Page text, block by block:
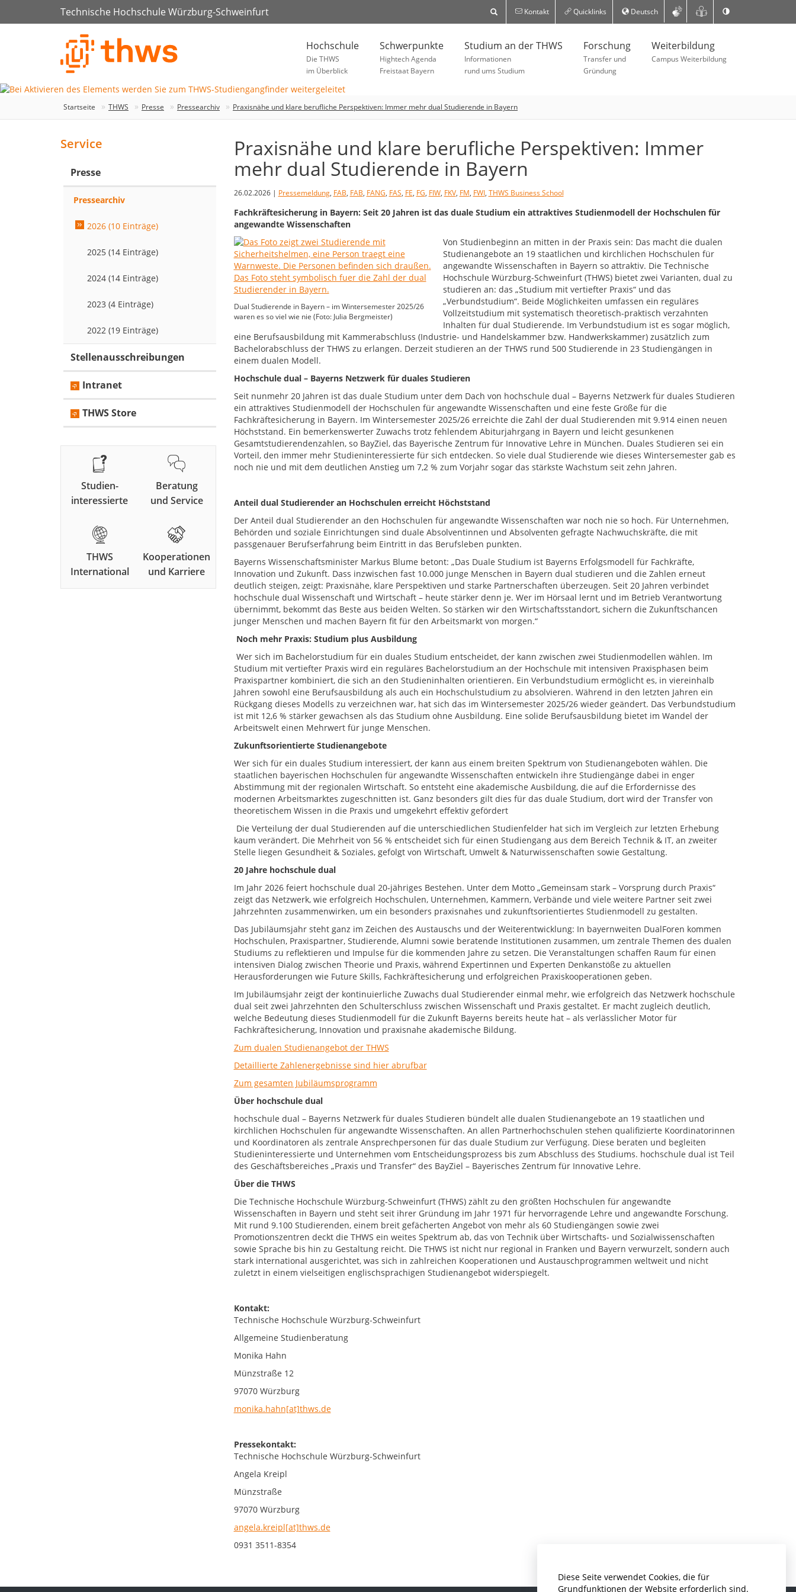
Diese Seite verwendet Cookies, die für
Grundfunktionen der Website erforderlich sind.
Technische Hochschule Würzburg-Schweinfurt Kontakt Quicklinks Deutsch
Hochschule
Die THWS
im Überblick
Schwerpunkte
Hightech Agenda
Freistaat Bayern
Studium an der THWS
Informationen
rund ums Studium
Forschung
Transfer und
Gründung
Weiterbildung
Campus Weiterbildung
Startseite THWS Presse Pressearchiv Praxisnähe und klare berufliche Perspektiven: Immer mehr dual Studierende in Bayern
Praxisnähe und klare berufliche Perspektiven: Immer
mehr dual Studierende in Bayern
26.02.2026 | Pressemeldung, FAB, FAB, FANG, FAS, FE, FG, FIW, FKV, FM, FWI, THWS Business School
Fachkräftesicherung in Bayern: Seit 20 Jahren ist das duale Studium ein attraktives Studienmodell der Hochschulen für
angewandte Wissenschaften
Dual Studierende in Bayern – im Wintersemester 2025/26
waren es so viel wie nie (Foto: Julia Bergmeister)
Von Studienbeginn an mitten in der Praxis sein: Das macht die dualen
Studienangebote an 19 staatlichen und kirchlichen Hochschulen für
angewandte Wissenschaften in Bayern so attraktiv. Die Technische
Hochschule Würzburg-Schweinfurt (THWS) bietet zwei Varianten, dual zu
studieren an: das „Studium mit vertiefter Praxis“ und das
„Verbundstudium“. Beide Möglichkeiten umfassen ein reguläres
Vollzeitstudium mit systematisch theoretisch-praktisch verzahnten
Inhalten für dual Studierende. Im Verbundstudium ist es sogar möglich,
eine Berufsausbildung mit Kammerabschluss (Industrie- und Handelskammer bzw. Handwerkskammer) zusätzlich zum
Bachelorabschluss der THWS zu erlangen. Derzeit studieren an der THWS rund 500 Studierende in 23 Studiengängen in
einem dualen Modell.
Hochschule dual – Bayerns Netzwerk für duales Studieren
Seit nunmehr 20 Jahren ist das duale Studium unter dem Dach von hochschule dual – Bayerns Netzwerk für duales Studieren
ein attraktives Studienmodell der Hochschulen für angewandte Wissenschaften und eine feste Größe für die
Fachkräftesicherung in Bayern. Im Wintersemester 2025/26 erreichte die Zahl der dual Studierenden mit 9.914 einen neuen
Höchststand. Ein bemerkenswerter Zuwachs trotz fehlendem Abiturjahrgang in Bayern und leicht gesunkenen
Gesamtstudierendenzahlen, so BayZiel, das Bayerische Zentrum für Innovative Lehre in München. Duales Studieren sei ein
Vorteil, den immer mehr Studieninteressierte für sich entdecken. So viele dual Studierende wie dieses Wintersemester gab es
noch nie und mit dem deutlichen Anstieg um 7,2 % zum Vorjahr sogar das stärkste Wachstum seit zehn Jahren.
Anteil dual Studierender an Hochschulen erreicht Höchststand
Der Anteil dual Studierender an den Hochschulen für angewandte Wissenschaften war noch nie so hoch. Für Unternehmen,
Behörden und soziale Einrichtungen sind duale Absolventinnen und Absolventen gefragte Nachwuchskräfte, die mit
passgenauer Berufserfahrung beim Eintritt in das Berufsleben punkten.
Bayerns Wissenschaftsminister Markus Blume betont: „Das Duale Studium ist Bayerns Erfolgsmodell für Fachkräfte,
Innovation und Zukunft. Dass inzwischen fast 10.000 junge Menschen in Bayern dual studieren und die Zahlen erneut
deutlich steigen, zeigt: Praxisnähe, klare Perspektiven und starke Partnerschaften überzeugen. Seit 20 Jahren verbindet
hochschule dual Wissenschaft und Wirtschaft – heute stärker denn je. Wer im Hörsaal lernt und im Betrieb Verantwortung
übernimmt, bekommt das Beste aus beiden Welten. So stärken wir den Wirtschaftsstandort, sichern die Zukunftschancen
junger Menschen und machen Bayern fit für den Arbeitsmarkt von morgen.“
Noch mehr Praxis: Studium plus Ausbildung
Wer sich im Bachelorstudium für ein duales Studium entscheidet, der kann zwischen zwei Studienmodellen wählen. Im
Studium mit vertiefter Praxis wird ein reguläres Bachelorstudium an der Hochschule mit intensiven Praxisphasen beim
Praxispartner kombiniert, die sich an den Studieninhalten orientieren. Ein Verbundstudium ermöglicht es, in viereinhalb
Jahren sowohl eine Berufsausbildung als auch ein Hochschulstudium zu absolvieren. Während in den letzten Jahren ein
Rückgang dieses Modells zu verzeichnen war, hat sich das im Wintersemester 2025/26 wieder geändert. Das Verbundstudium
ist mit 12,6 % stärker gewachsen als das Studium ohne Ausbildung. Eine solide Berufsausbildung bietet im Wandel der
Arbeitswelt einen Mehrwert für junge Menschen.
Zukunftsorientierte Studienangebote
Wer sich für ein duales Studium interessiert, der kann aus einem breiten Spektrum von Studienangeboten wählen. Die
staatlichen bayerischen Hochschulen für angewandte Wissenschaften entwickeln ihre Studiengänge dabei in enger
Abstimmung mit der regionalen Wirtschaft. So entsteht eine akademische Ausbildung, die auf die Erfordernisse des
modernen Arbeitsmarktes zugeschnitten ist. Ganz besonders gilt dies für das duale Studium, dort wird der Transfer von
theoretischem Wissen in die Praxis und umgekehrt effektiv gefördert
Die Verteilung der dual Studierenden auf die unterschiedlichen Studienfelder hat sich im Vergleich zur letzten Erhebung
kaum verändert. Die Mehrheit von 56 % entscheidet sich für einen Studiengang aus dem Bereich Technik & IT, an zweiter
Stelle liegen Gesundheit & Soziales, gefolgt von Wirtschaft, Umwelt & Naturwissenschaften sowie Gestaltung.
20 Jahre hochschule dual
Im Jahr 2026 feiert hochschule dual 20‑jähriges Bestehen. Unter dem Motto „Gemeinsam stark – Vorsprung durch Praxis“
zeigt das Netzwerk, wie erfolgreich Hochschulen, Unternehmen, Kammern, Verbände und viele weitere Partner seit zwei
Jahrzehnten zusammenwirken, um ein besonders praxisnahes und zukunftsorientiertes Studienmodell zu gestalten.
Das Jubiläumsjahr steht ganz im Zeichen des Austauschs und der Weiterentwicklung: In bayernweiten DualForen kommen
Hochschulen, Praxispartner, Studierende, Alumni sowie beratende Institutionen zusammen, um zentrale Themen des dualen
Studiums zu reflektieren und Impulse für die kommenden Jahre zu setzen. Die Veranstaltungen schaffen Raum für einen
intensiven Dialog zwischen Theorie und Praxis, während Expertinnen und Experten Denkanstöße zu aktuellen
Herausforderungen wie Future Skills, Fachkräftesicherung und erfolgreichen Praxiskooperationen geben.
Im Jubiläumsjahr zeigt der kontinuierliche Zuwachs dual Studierender einmal mehr, wie erfolgreich das Netzwerk hochschule
dual seit zwei Jahrzehnten den Schulterschluss zwischen Wissenschaft und Praxis gestaltet. Er macht zugleich deutlich,
welche Bedeutung dieses Studienmodell für die Zukunft Bayerns bereits heute hat – als verlässlicher Motor für
Fachkräftesicherung, Innovation und praxisnahe akademische Bildung.
Zum dualen Studienangebot der THWS
Detaillierte Zahlenergebnisse sind hier abrufbar
Zum gesamten Jubiläumsprogramm
Über hochschule dual
hochschule dual – Bayerns Netzwerk für duales Studieren bündelt alle dualen Studienangebote an 19 staatlichen und
kirchlichen Hochschulen für angewandte Wissenschaften. An allen Partnerhochschulen stehen qualifizierte Koordinatorinnen
und Koordinatoren als zentrale Ansprechpersonen für das duale Studium zur Verfügung. Diese beraten und begleiten
Studieninteressierte und Unternehmen vom Entscheidungsprozess bis zum Abschluss des Studiums. hochschule dual ist Teil
des Geschäftsbereiches „Praxis und Transfer“ des BayZiel – Bayerisches Zentrum für Innovative Lehre.
Über die THWS
Die Technische Hochschule Würzburg-Schweinfurt (THWS) zählt zu den größten Hochschulen für angewandte
Wissenschaften in Bayern und steht seit ihrer Gründung im Jahr 1971 für hervorragende Lehre und angewandte Forschung.
Mit rund 9.100 Studierenden, einem breit gefächerten Angebot von mehr als 60 Studiengängen sowie zwei
Promotionszentren deckt die THWS ein weites Spektrum ab, das von Technik über Wirtschafts- und Sozialwissenschaften
sowie Sprache bis hin zu Gestaltung reicht. Die THWS ist nicht nur regional in Franken und Bayern verwurzelt, sondern auch
stark international ausgerichtet, was sich in zahlreichen Kooperationen und Austauschprogrammen weltweit und nicht
zuletzt in einem vielseitigen englischsprachigen Studienangebot widerspiegelt.
Kontakt:
Technische Hochschule Würzburg-Schweinfurt
Allgemeine Studienberatung
Monika Hahn
Münzstraße 12
97070 Würzburg
monika.hahn[at]thws.de
Pressekontakt:
Technische Hochschule Würzburg-Schweinfurt
Angela Kreipl
Münzstraße
97070 Würzburg
angela.kreipl[at]thws.de
0931 3511-8354
Service
Presse
Pressearchiv
2026 (10 Einträge)
2025 (14 Einträge)
2024 (14 Einträge)
2023 (4 Einträge)
2022 (19 Einträge)
Stellenausschreibungen
Intranet
THWS Store
Studien-
interessierte
Beratung
und Service
THWS
International
Kooperationen
und Karriere